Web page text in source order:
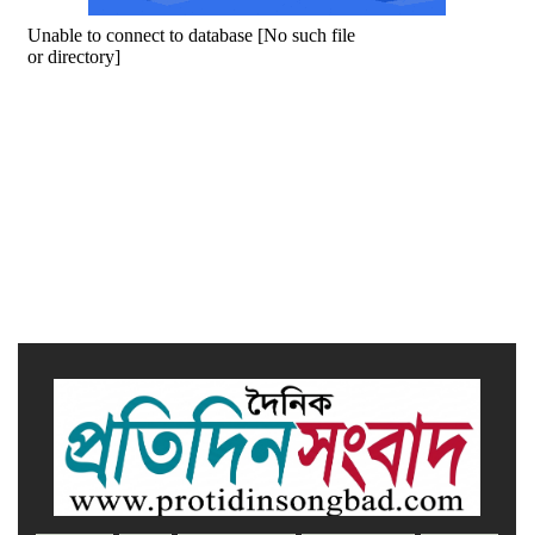
নজরুল বিশ্ববিদ্যালয়ে ব্যবসায় প্রশাসন